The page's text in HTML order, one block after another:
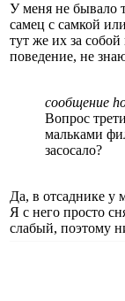
У меня не бывало
самец с самкой
тут же их за
поведение, не
сообщение
Вопрос
мальками
засосало?
Да, в отсаднике у
Я с него просто
слабый, поэтому